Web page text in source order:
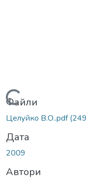
Вантажиться...
Файли
Целуйко В.О..pdf
Дата
2009
Автори